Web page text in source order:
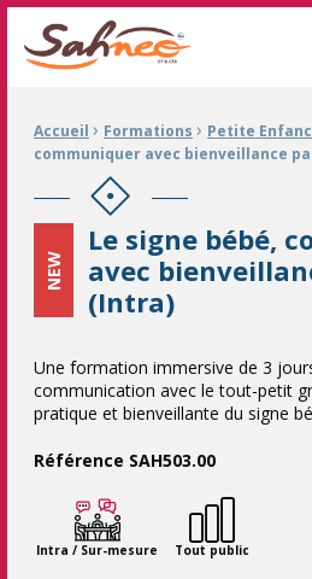
GIFOP Formation Centre de
Fil d'Ariane :
Accueil › Formations › Petite
communiquer avec bienveillance
Le signe bébé,
avec
(Intra)
NEW
Une formation immersive de 3
communication avec le tout-petit
pratique et bienveillante du signe
Référence SAH503.00
Intra / Sur-mesure Tout public